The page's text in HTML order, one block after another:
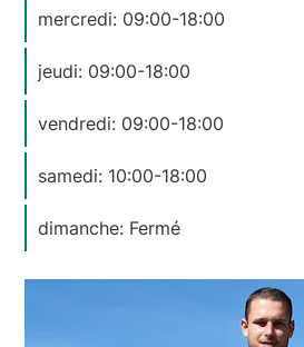
mercredi: 09:00-18:00
jeudi: 09:00-18:00
vendredi: 09:00-18:00
samedi: 10:00-18:00
dimanche: Fermé